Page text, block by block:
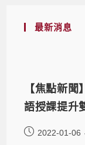
最新消息
【焦點新
語授課提升
2022-01-06